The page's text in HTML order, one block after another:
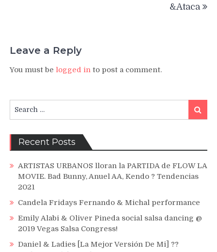
&Ataca
Leave a Reply
You must be logged in to post a comment.
for:
Search
Recent Posts
ARTISTAS URBANOS lloran la PARTIDA de FLOW LA
MOVIE. Bad Bunny, Anuel AA, Kendo ? Tendencias
2021
Candela Fridays Fernando & Michal performance
Emily Alabi & Oliver Pineda social salsa dancing @
2019 Vegas Salsa Congress!
Daniel & Ladies [La Mejor Versión De Mi] ??